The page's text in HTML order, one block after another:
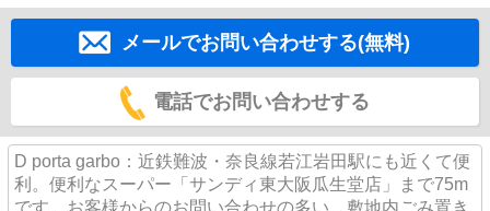
メールでお問い合わせする(無料)
電話でお問い合わせする
D porta garbo：近鉄難波・奈良線若江岩田駅にも近くて便
利。便利なスーパー「サンディ東大阪瓜生堂店」まで75m
です。お客様からのお問い合わせの多い、敷地内ごみ置き